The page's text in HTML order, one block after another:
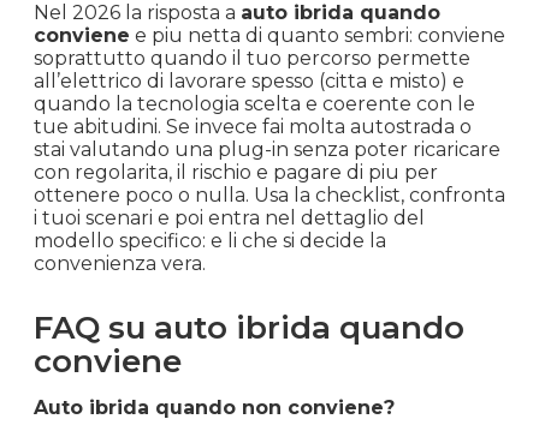
Nel 2026 la risposta a auto ibrida quando
conviene e piu netta di quanto sembri: conviene
soprattutto quando il tuo percorso permette
all’elettrico di lavorare spesso (citta e misto) e
quando la tecnologia scelta e coerente con le
tue abitudini. Se invece fai molta autostrada o
stai valutando una plug-in senza poter ricaricare
con regolarita, il rischio e pagare di piu per
ottenere poco o nulla. Usa la checklist, confronta
i tuoi scenari e poi entra nel dettaglio del
modello specifico: e li che si decide la
convenienza vera.
FAQ su auto ibrida quando
conviene
Auto ibrida quando non conviene?